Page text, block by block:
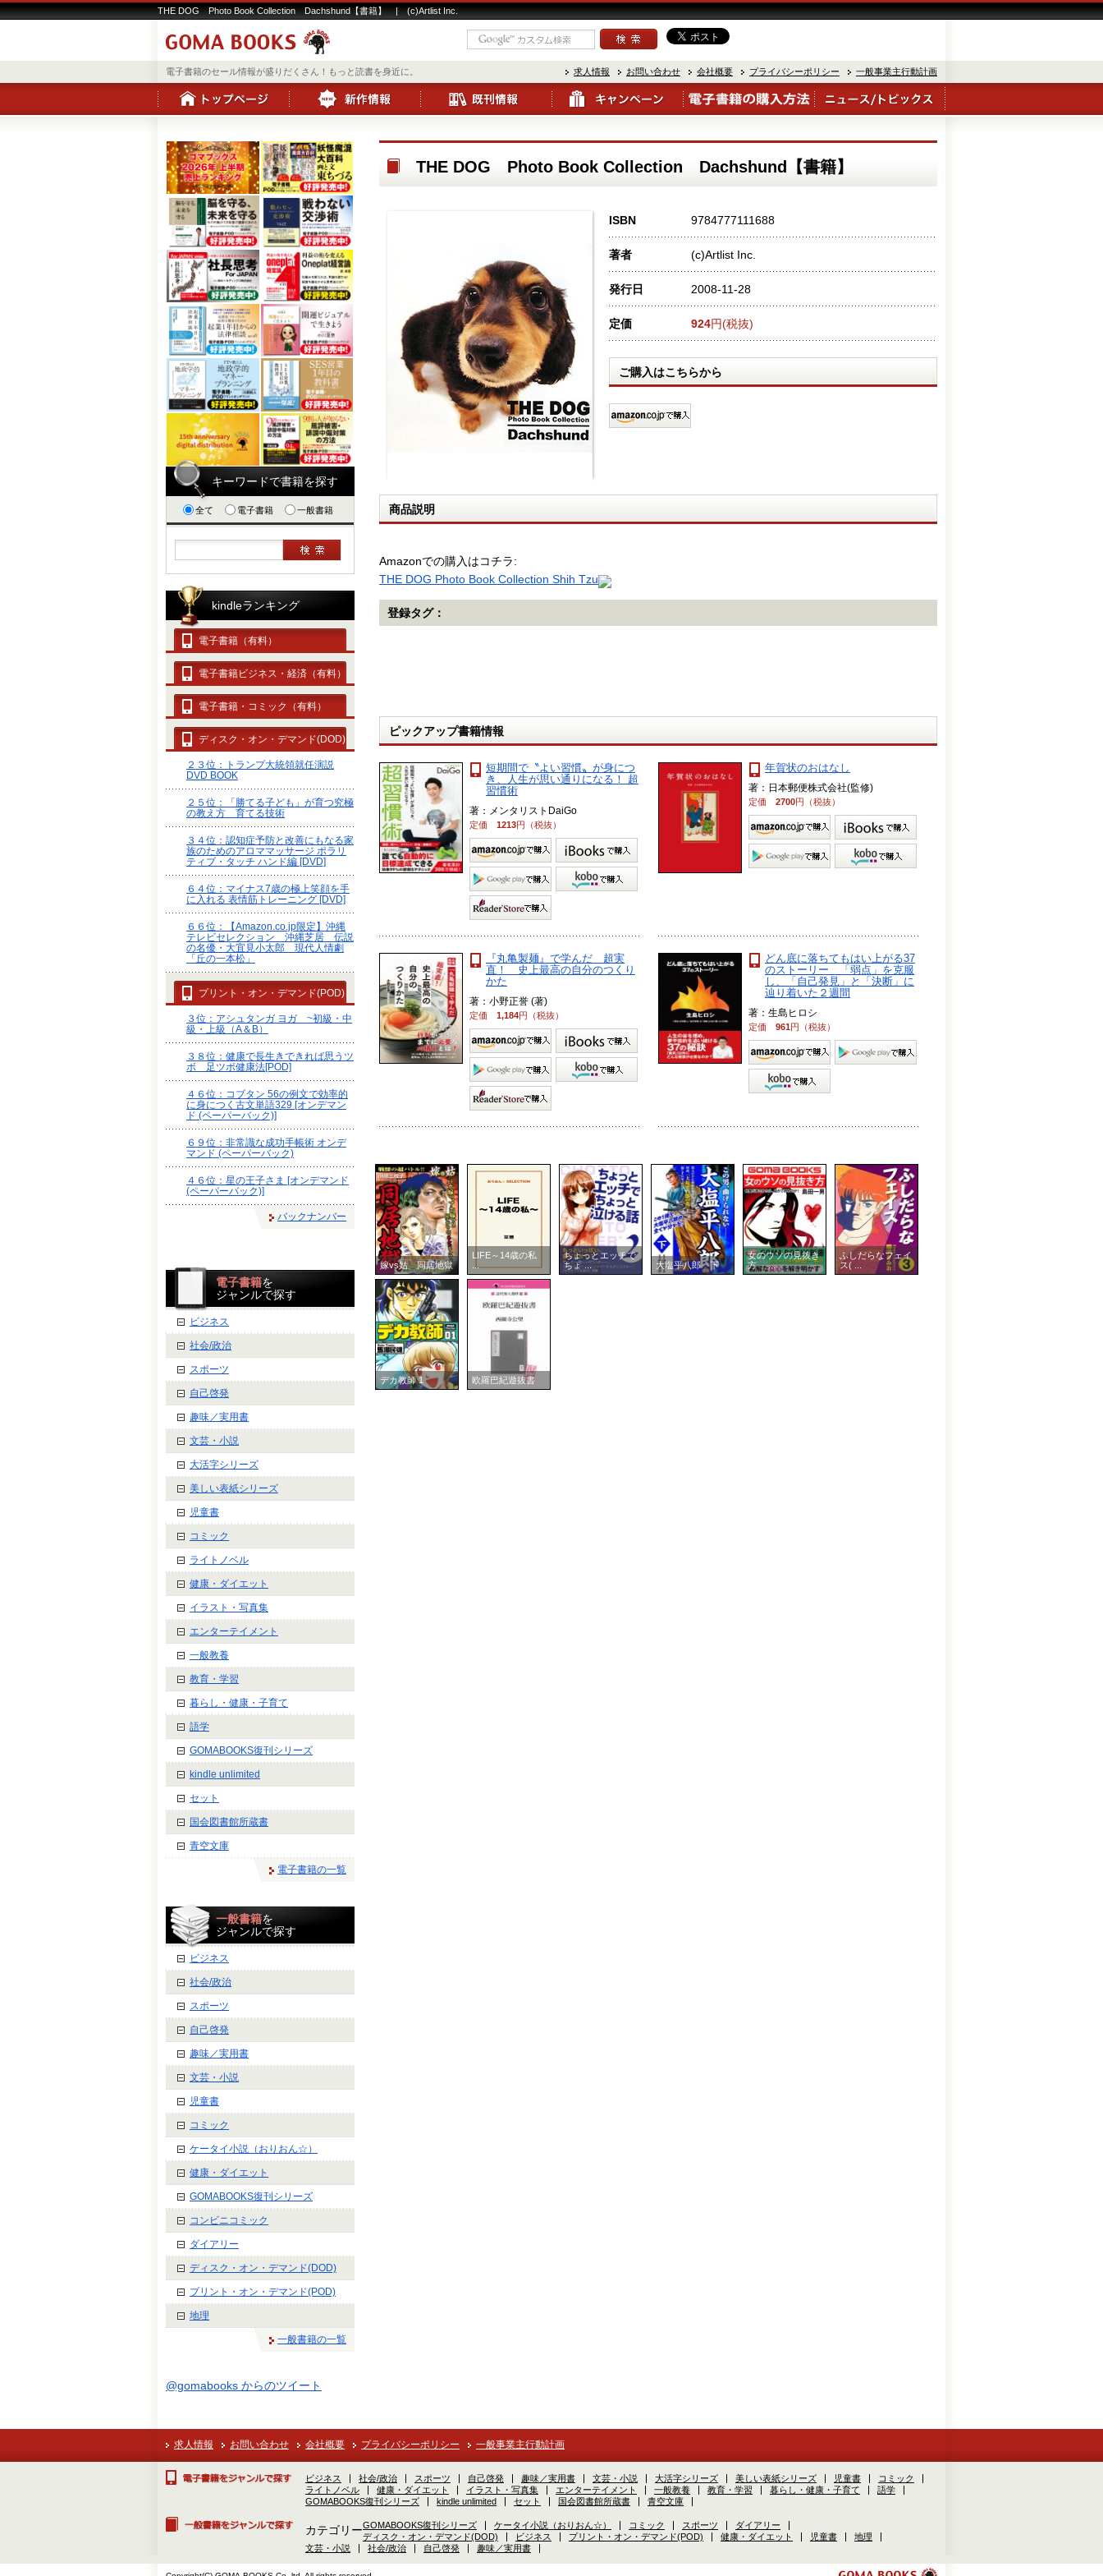
THE DOG Photo Book Collection Dachshund【書籍】 | (c)Artlist Inc.
電子書籍のセール情報が盛りだくさん！もっと読書を身近に。 求人情報 お問い合わせ 会社概要 プライバシーポリシー 一般事業主行動計画
THE DOG Photo Book Collection Dachshund【書籍】
ISBN 9784777111688
著者 (c)Artlist Inc.
発行日 2008-11-28
定価 924円(税抜)
ご購入はこちらから
商品説明
Amazonでの購入はコチラ:
THE DOG Photo Book Collection Shih Tzu
登録タグ：
ピックアップ書籍情報
短期間で〝よい習慣〟が身につ
き、人生が思い通りになる！ 超
習慣術
著：メンタリストDaiGo
定価 1213円（税抜）
年賀状のおはなし
著：日本郵便株式会社(監修)
定価 2700円（税抜）
『丸亀製麺』で学んだ 超実
直！ 史上最高の自分のつくり
かた
著：小野正誉 (著)
定価 1,184円（税抜）
どん底に落ちてもはい上がる37
のストーリー 「弱点」を克服
し、「自己発見」と「決断」に
辿り着いた２週間
著：生島ヒロシ
定価 961円（税抜）
キーワードで書籍を探す
全て 電子書籍 一般書籍
kindleランキング
電子書籍（有料）
電子書籍ビジネス・経済（有料）
電子書籍・コミック（有料）
ディスク・オン・デマンド(DOD)
２３位：トランプ大統領就任演説
DVD BOOK
２５位：「勝てる子ども」が育つ究極
の教え方 育てる技術
３４位：認知症予防と改善にもなる家
族のためのアロママッサージ ポラリ
ティブ・タッチ ハンド編 [DVD]
６４位：マイナス7歳の極上笑顔を手
に入れる 表情筋トレーニング [DVD]
６６位：【Amazon.co.jp限定】沖縄
テレビセレクション 沖縄芝居 伝説
の名優・大宜見小太郎 現代人情劇
「丘の一本松」
プリント・オン・デマンド(POD)
３位：アシュタンガ ヨガ ~初級・中
級・上級（A＆B）
３８位：健康で長生きできれば思うツ
ボ 足ツボ健康法[POD]
４６位：コブタン 56の例文で効率的
に身につく古文単語329 [オンデマン
ド (ペーパーバック)]
６９位：非常識な成功手帳術 オンデ
マンド (ペーパーバック)
４６位：星の王子さま [オンデマンド
(ペーパーバック)]
バックナンバー
電子書籍を
ジャンルで探す
ビジネス
社会/政治
スポーツ
自己啓発
趣味／実用書
文芸・小説
大活字シリーズ
美しい表紙シリーズ
児童書
コミック
ライトノベル
健康・ダイエット
イラスト・写真集
エンターテイメント
一般教養
教育・学習
暮らし・健康・子育て
語学
GOMABOOKS復刊シリーズ
kindle unlimited
セット
国会図書館所蔵書
青空文庫
電子書籍の一覧
一般書籍を
ジャンルで探す
ビジネス
社会/政治
スポーツ
自己啓発
趣味／実用書
文芸・小説
児童書
コミック
ケータイ小説（おりおん☆）
健康・ダイエット
GOMABOOKS復刊シリーズ
コンビニコミック
ダイアリー
ディスク・オン・デマンド(DOD)
プリント・オン・デマンド(POD)
地理
一般書籍の一覧
@gomabooks からのツイート
嫁vs姑 同居地獄
LIFE～14歳の私
...
ちょっとエッチで
ちょ ...
大塩平八郎 下
女のウソの見抜き
方 ...
ふしだらなフェイ
ス( ...
デカ教師 1 欧羅巴紀遊抜書
求人情報 お問い合わせ 会社概要 プライバシーポリシー 一般事業主行動計画
ビジネス 社会/政治 スポーツ 自己啓発 趣味／実用書 文芸・小説 大活字シリーズ 美しい表紙シリーズ 児童書
コミック
ライトノベル
健康・ダイエット イラスト・写真集 エンターテイメント 一般教養 教育・学習 暮らし・健康・子育て
語学
GOMABOOKS復刊シリーズ
kindle unlimited セット 国会図書館所蔵書 青空文庫
カテゴリーGOMABOOKS復刊シリーズ ケータイ小説（おりおん☆） コミック スポーツ
ダイアリー
ディスク・オン・デマンド(DOD)
ビジネス プリント・オン・デマンド(POD) 健康・ダイエット 児童書
地理
文芸・小説
社会/政治 自己啓発 趣味／実用書